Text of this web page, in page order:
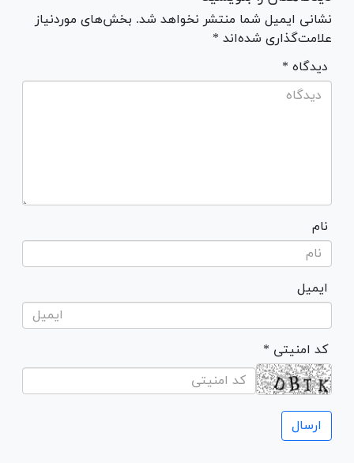
نشانی ایمیل شما منتشر نخواهد شد. بخش‌های موردنیاز
علامت‌گذاری شده‌اند *
* دیدگاه
نام
ایمیل
* کد امنیتی